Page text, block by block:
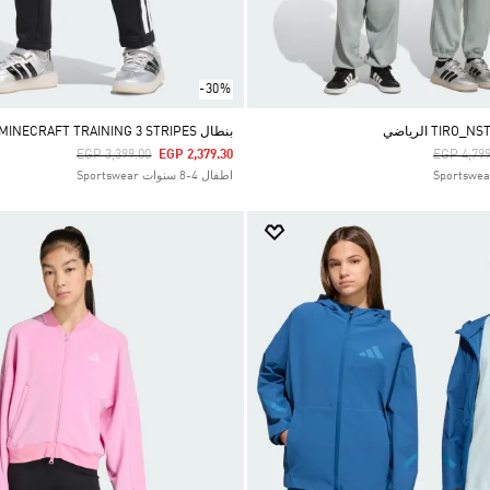
Price
EGP
-30%
بنطال ADIDAS MINECRAFT TRAINING 3 STRIPES
Price Reduced From
EGP 3,399.00ToEGP 2,379.30
اطفال 4-8 سنوات Sportswear